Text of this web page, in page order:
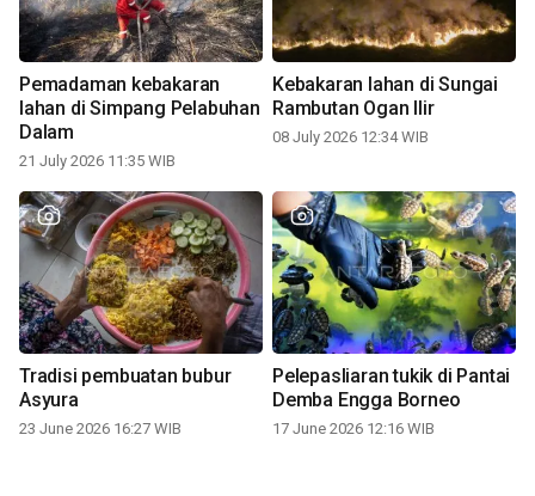
Pemadaman kebakaran
lahan di Simpang Pelabuhan
Dalam
21 July 2026 11:35 WIB
Kebakaran lahan di Sungai
Rambutan Ogan Ilir
08 July 2026 12:34 WIB
Tradisi pembuatan bubur
Asyura
23 June 2026 16:27 WIB
Pelepasliaran tukik di Pantai
Demba Engga Borneo
17 June 2026 12:16 WIB